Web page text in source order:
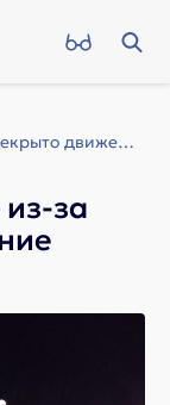
На Сернурском тракте из-за ДТП перекрыто движение транспорта
за